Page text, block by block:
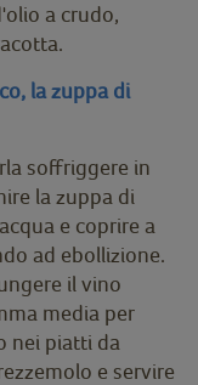
a crudo,
la zuppa di
soffriggere in
la zuppa di
e coprire a
ad ebollizione.
il vino
media per
nei piatti da
e servire